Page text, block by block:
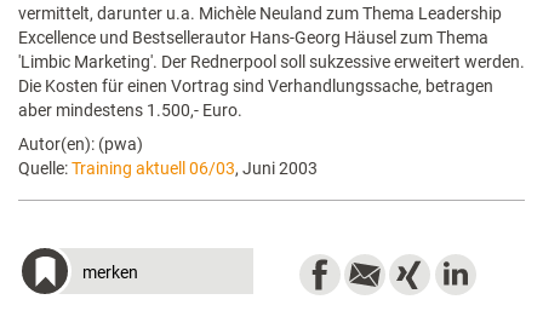
vermittelt, darunter u.a. Michèle Neuland zum Thema Leadership
Excellence und Bestsellerautor Hans-Georg Häusel zum Thema
'Limbic Marketing'. Der Rednerpool soll sukzessive erweitert werden.
Die Kosten für einen Vortrag sind Verhandlungssache, betragen
aber mindestens 1.500,- Euro.
Autor(en): (pwa)
Quelle:Training aktuell 06/03, Juni 2003
merken